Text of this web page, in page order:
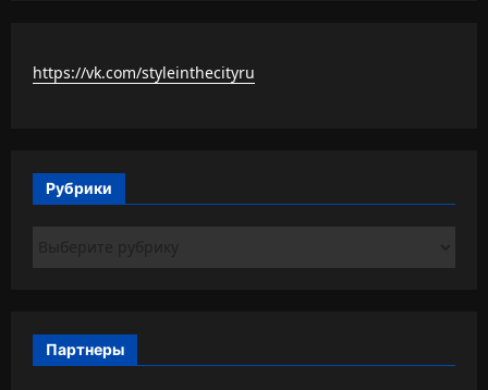
https://vk.com/styleinthecityru
Рубрики
Партнеры